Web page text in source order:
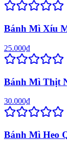
Bánh Mì Xíu
25.000₫
Bánh Mì Thịt
30.000₫
Bánh Mì Heo